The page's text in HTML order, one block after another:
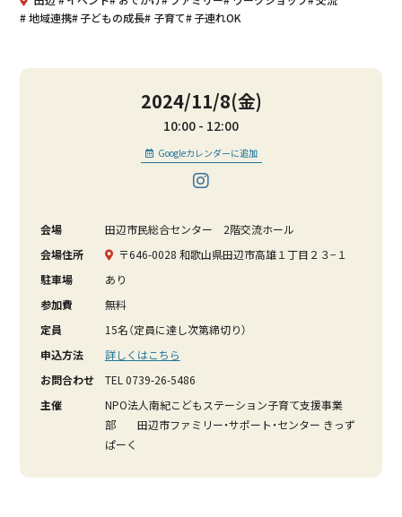
地域連携
子どもの成長 子育て 子連れOK
2024/11/8(金)
10:00 12:00
Googleカレンダーに追加
会場
田辺市民総合センター 2階交流ホール
会場住所
〒646-0028 和歌山県田辺市高雄１丁目２３−１
駐車場
あり
参加費
無料
定員
15名（定員に達し次第締切り）
申込方法
詳しくはこちら
お問合わせ
TEL 0739-26-5486
主催
NPO法人南紀こどもステーション子育て支援事業
部 田辺市ファミリー・サポート・センター きっず
ぱーく